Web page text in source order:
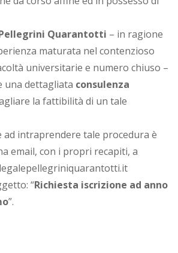
Quarantotti – in ragione
maturata nel contenzioso
universitarie e numero chiuso –
una dettagliata consulenza
la fattibilità di un tale
ad intraprendere tale procedura è
email, con i propri recapiti, a
“Richiesta iscrizione ad anno
”.